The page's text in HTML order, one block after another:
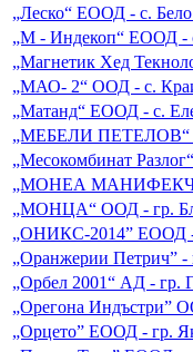
„Леско“ ЕООД - с.
„М - Индекоп“ ЕООД -
„Магнетик Хед
„МАО- 2“ ООД - с.
„Матанд“ ЕООД - с.
„МЕБЕЛИ ПЕТЕЛОВ“
„Месокомбинат
„МОНЕА
„МОНЦА“ ООД - гр.
„ОНИКС-2014”
„Оранжерии Петрич” -
„Орбел 2001“ АД - гр.
„Орегона Индъстри”
„Орцето” ЕООД - гр.